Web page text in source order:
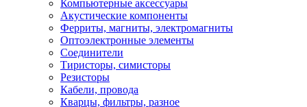
Компьютерные аксессуары
Акустические компоненты
Ферриты, магниты, электромагниты
Оптоэлектронные элементы
Соединители
Тиристоры, симисторы
Резисторы
Кабели, провода
Кварцы, фильтры, разное